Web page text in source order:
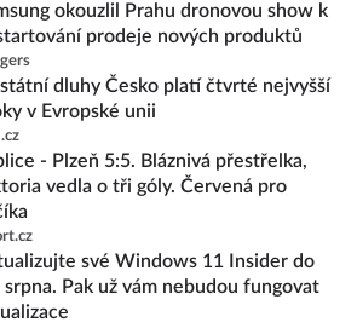
okouzlil Prahu dronovou show k
prodeje nových produktů
dluhy Česko platí čtvrté nejvyšší
v Evropské unii
- Plzeň 5:5. Bláznivá přestřelka,
vedla o tři góly. Červená pro
své Windows 11 Insider do
srpna. Pak už vám nebudou fungovat